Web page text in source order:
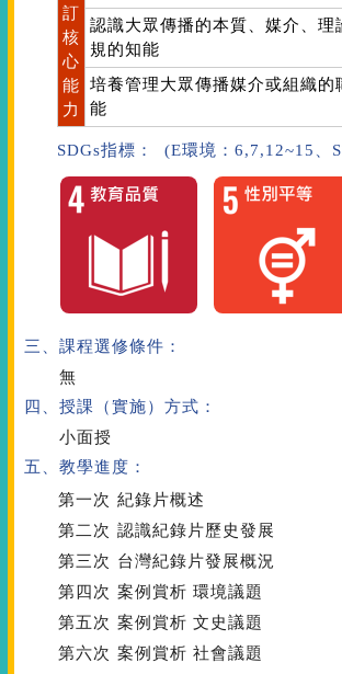
訂
核
心
能
力
認識大眾傳播的本質、媒介、理
規的知能
培養管理大眾傳播媒介或組織的
能
SDGs指標： (E環境：6,7,12~15
三、課程選修條件：
無
四、授課（實施）方式：
小面授
五、教學進度：
第一次 紀錄片概述
第二次 認識紀錄片歷史發展
第三次 台灣紀錄片發展概況
第四次 案例賞析 環境議題
第五次 案例賞析 文史議題
第六次 案例賞析 社會議題